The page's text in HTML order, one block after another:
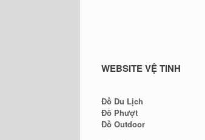
WEBSITE VỆ TINH
Đồ Du Lịch
Đồ Phượt
Đồ Outdoor